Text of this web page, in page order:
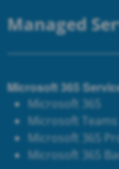
Managed
Microsoft 365
Microsoft 365
Microsoft Teams
Microsoft 365
Microsoft 365